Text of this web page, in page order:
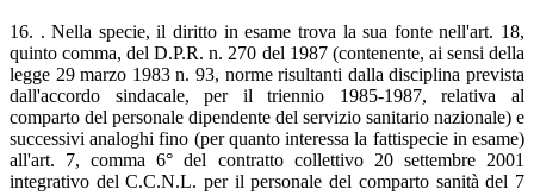
16. . Nella specie, il diritto in esame trova la sua fonte nell'art. 18,
quinto comma, del D.P.R. n. 270 del 1987 (contenente, ai sensi della
legge 29 marzo 1983 n. 93, norme risultanti dalla disciplina prevista
dall'accordo sindacale, per il triennio 1985-1987, relativa al
comparto del personale dipendente del servizio sanitario nazionale) e
successivi analoghi fino (per quanto interessa la fattispecie in esame)
all'art. 7, comma 6° del contratto collettivo 20 settembre 2001
integrativo del C.C.N.L. per il personale del comparto sanità del 7